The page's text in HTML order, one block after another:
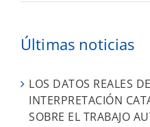
Últimas noticias
LOS DATOS REALES
INTERPRETACIÓN
SOBRE EL TRABAJO